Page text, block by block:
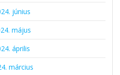
június
május
április
március